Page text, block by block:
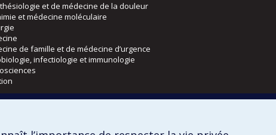
et de médecine de la douleur
et médecine moléculaire
de famille et de médecine d’urgence
infectiologie et immunologie